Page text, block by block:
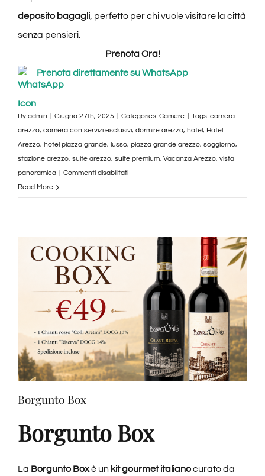
deposito bagagli, perfetto per chi vuole visitare la città
senza pensieri.
Prenota Ora!
Prenota direttamente su WhatsApp
By admin Giugno 27th, 2025 Categories: Camere Tags: camera
arezzo, camera con servizi esclusivi, dormire arezzo, hotel, Hotel
Arezzo, hotel piazza grande, lusso, piazza grande arezzo, soggiorno,
stazione arezzo, suite arezzo, suite premium, Vacanza Arezzo, vista
panoramica
Commenti disabilitatisu
Corte
Arezzo
Granducato
Collection
Read More
Borgunto Box
Borgunto Box
La Borgunto Boxè un kit gourmet italianocurato da